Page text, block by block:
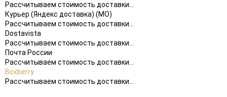
Рассчитываем стоимость доставки...
Курьер (Яндекс доставка) (МО)
Рассчитываем стоимость доставки...
Dostavista
Рассчитываем стоимость доставки...
Почта России
Рассчитываем стоимость доставки...
Boxberry
Рассчитываем стоимость доставки...